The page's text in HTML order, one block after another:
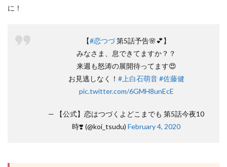
に！
【#恋つづ第5話予告🌸💕】
みなさま、息できてますか？？
来週も怒涛の展開待ってます😍
お見逃しなく！ #上白石萌音 #佐藤健
pic.twitter.com/6GMH8unEcE
— 【公式】恋はつづくよどこまでも 第5話今夜10
時❣️ (@koi_tsudu) February 4, 2020